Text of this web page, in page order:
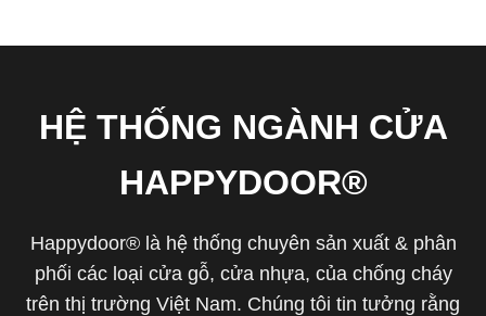
HỆ THỐNG NGÀNH CỬA
HAPPYDOOR®
Happydoor® là hệ thống chuyên sản xuất & phân
phối các loại cửa gỗ, cửa nhựa, của chống cháy
trên thị trường Việt Nam. Chúng tôi tin tưởng rằng